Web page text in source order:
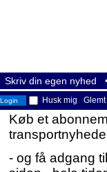
Skriv din egen nyhed
Husk mig
Køb et
- og få adgang